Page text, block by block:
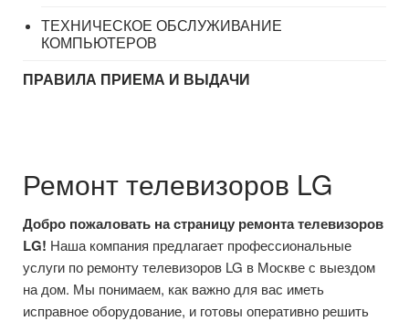
ТЕХНИЧЕСКОЕ ОБСЛУЖИВАНИЕ
КОМПЬЮТЕРОВ
ПРАВИЛА ПРИЕМА И ВЫДАЧИ
Ремонт телевизоров LG
Добро пожаловать на страницу ремонта телевизоров
LG! Наша компания предлагает профессиональные
услуги по ремонту телевизоров LG в Москве с выездом
на дом. Мы понимаем, как важно для вас иметь
исправное оборудование, и готовы оперативно решить